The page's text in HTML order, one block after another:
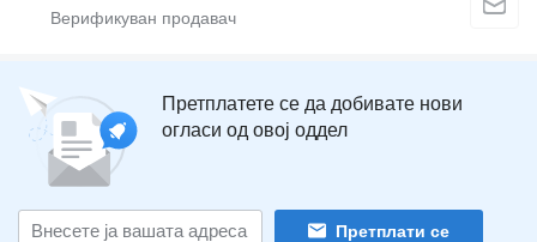
Претплатете се да добивате нови
огласи од овој оддел
Претплати се